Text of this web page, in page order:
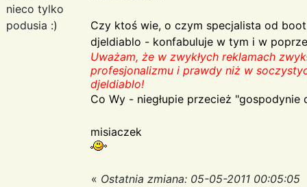
nieco tylko
podusia :)
Czy ktoś wie, o czym specjalista od
djeldiablo - konfabuluje w tym i w
Uważam, że w zwykłych reklamach
profesjonalizmu i prawdy niż w
djeldiablo!
Co Wy - niegłupie przecież "gospodynie
misiaczek
« Ostatnia zmiana: 05-05-2011 00:05:05